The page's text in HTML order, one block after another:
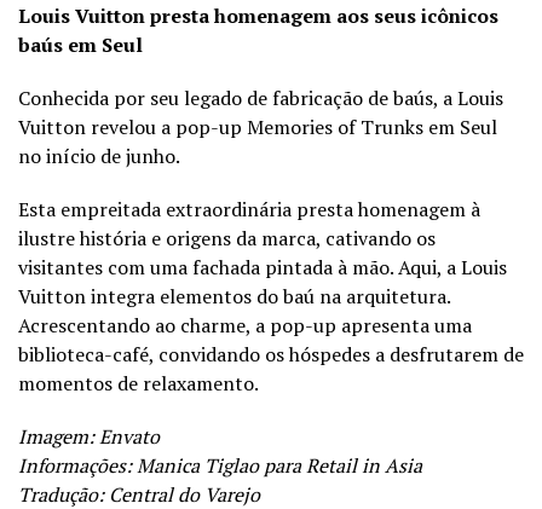
Louis Vuitton presta homenagem aos seus icônicos
baús em Seul
Conhecida por seu legado de fabricação de baús, a Louis
Vuitton revelou a pop-up Memories of Trunks em Seul
no início de junho.
Esta empreitada extraordinária presta homenagem à
ilustre história e origens da marca, cativando os
visitantes com uma fachada pintada à mão. Aqui, a Louis
Vuitton integra elementos do baú na arquitetura.
Acrescentando ao charme, a pop-up apresenta uma
biblioteca-café, convidando os hóspedes a desfrutarem de
momentos de relaxamento.
Imagem: Envato
Informações: Manica Tiglao para Retail in Asia
Tradução: Central do Varejo